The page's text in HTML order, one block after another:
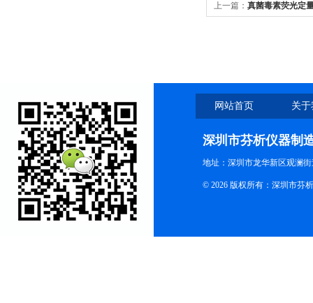
上一篇： 真菌毒素荧光定
网站首页 关
深圳市芬析仪器制
地址：深圳市龙华新区观澜
© 2026 版权所有：深圳市芬